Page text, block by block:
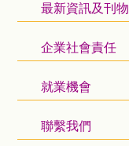
最新資訊及刊物
企業社會責任
就業機會
聯繫我們